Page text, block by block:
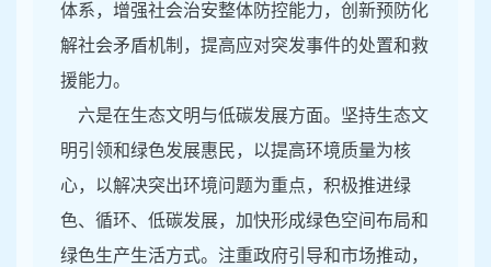
体系，增强社会治安整体防控能力，创新预防化
解社会矛盾机制，提高应对突发事件的处置和救
援能力。
六是在生态文明与低碳发展方面。坚持生态文
明引领和绿色发展惠民，以提高环境质量为核
心，以解决突出环境问题为重点，积极推进绿
色、循环、低碳发展，加快形成绿色空间布局和
绿色生产生活方式。注重政府引导和市场推动，